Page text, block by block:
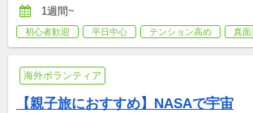
1週間~
初心者歓迎 平日中心 テンション高め 真面
海外ボランティア
【親子旅におすすめ】NASAで宇宙